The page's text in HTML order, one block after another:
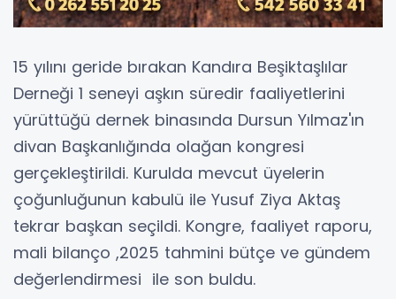
15 yılını geride bırakan Kandıra Beşiktaşlılar
Derneği 1 seneyi aşkın süredir faaliyetlerini
yürüttüğü dernek binasında Dursun Yılmaz'ın
divan Başkanlığında olağan kongresi
gerçekleştirildi. Kurulda mevcut üyelerin
çoğunluğunun kabulü ile Yusuf Ziya Aktaş
tekrar başkan seçildi. Kongre, faaliyet raporu,
mali bilanço ,2025 tahmini bütçe ve gündem
değerlendirmesi ile son buldu.